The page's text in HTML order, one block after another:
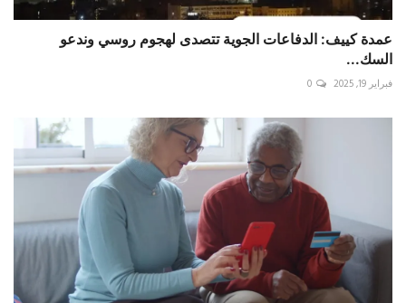
عمدة ‎كييف: الدفاعات الجوية تتصدى لهجوم روسي وندعو
السك...
فبراير 19, 2025 0